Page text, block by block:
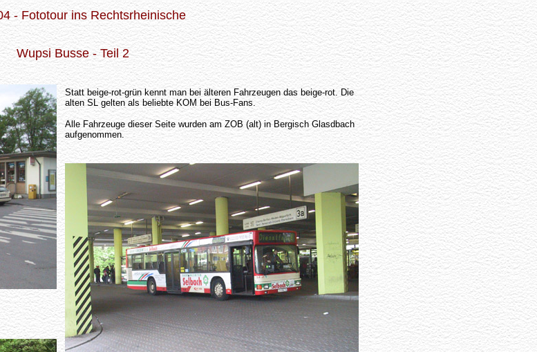
- Fototour ins Rechtsrheinische
Wupsi Busse - Teil 2
Statt beige-rot-grün kennt man bei älteren Fahrzeugen das beige-rot. Die
alten SL gelten als beliebte KOM bei Bus-Fans.
Alle Fahrzeuge dieser Seite wurden am ZOB (alt) in Bergisch Glasdbach
aufgenommen.